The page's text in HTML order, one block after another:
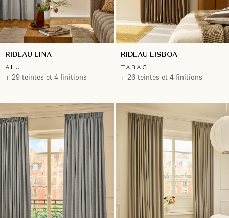
RIDEAU LINA
ALU
+ 29 teintes et 4 finitions
RIDEAU LISBOA
TABAC
+ 26 teintes et 4 finitions